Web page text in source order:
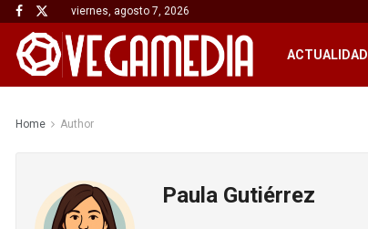
viernes, agosto 7, 2026
ACTUALIDAD
Home Author
Paula Gutiérrez